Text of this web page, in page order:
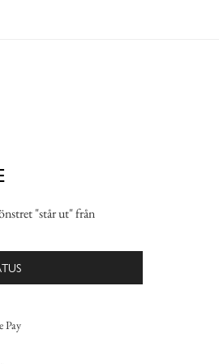
"står ut" från
Pay